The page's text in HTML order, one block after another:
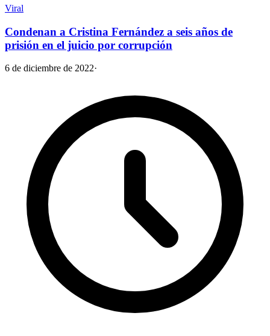
Viral
Condenan a Cristina Fernández a seis años de
prisión en el juicio por corrupción
6 de diciembre de 2022·